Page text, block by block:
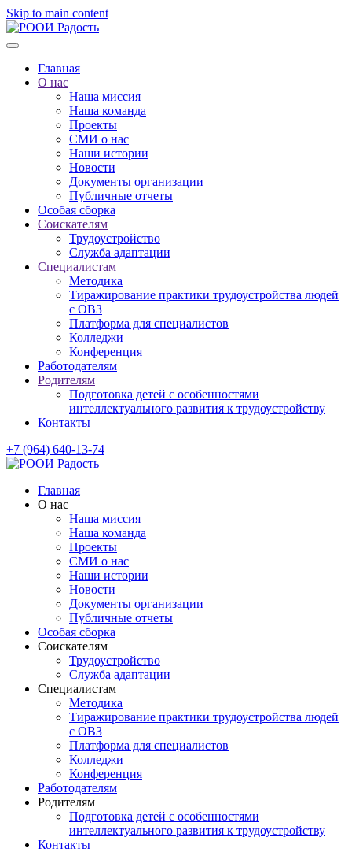
Skip to main content
Главная
О нас
Наша миссия
Наша команда
Проекты
СМИ о нас
Наши истории
Новости
Документы организации
Публичные отчеты
Особая сборка
Соискателям
Трудоустройство
Служба адаптации
Специалистам
Методика
Тиражирование практики трудоустройства людей
с ОВЗ
Платформа для специалистов
Колледжи
Конференция
Работодателям
Родителям
Подготовка детей с особенностями
интеллектуального развития к трудоустройству
Контакты
+7 (964) 640-13-74
Главная
О нас
Наша миссия
Наша команда
Проекты
СМИ о нас
Наши истории
Новости
Документы организации
Публичные отчеты
Особая сборка
Соискателям
Трудоустройство
Служба адаптации
Специалистам
Методика
Тиражирование практики трудоустройства людей
с ОВЗ
Платформа для специалистов
Колледжи
Конференция
Работодателям
Родителям
Подготовка детей с особенностями
интеллектуального развития к трудоустройству
Контакты